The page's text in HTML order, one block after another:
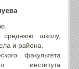
школу,
и района.
факультета
института